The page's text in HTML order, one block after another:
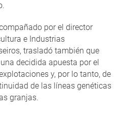
por el director
e Industrias
trasladó también que
decidida apuesta por el
y, por lo tanto, de
de las líneas genéticas
granjas.